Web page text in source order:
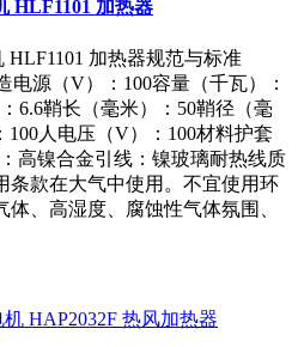
HLF1101 加热器
HLF1101 加热器规范与标准
电源（V）：100容量（千瓦）：
6.6鞘长（毫米）：50鞘径（毫
100人电压（V）：100材料护套
高镍合金引线：镍玻璃耐热线质
条款在大气中使用。不宜使用环
、高湿度、腐蚀性气体氛围、